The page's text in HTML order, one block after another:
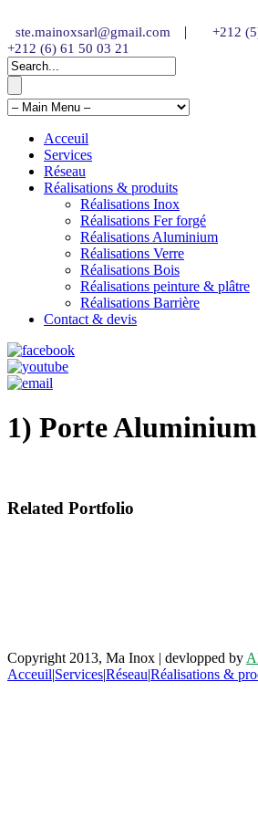
ste.mainoxsarl@gmail.com | +212
+212 (6) 61 50 03 21
Acceuil
Services
Réseau
Réalisations & produits
Réalisations Inox
Réalisations Fer forgé
Réalisations Aluminium
Réalisations Verre
Réalisations Bois
Réalisations peinture & plâtre
Réalisations Barrière
Contact & devis
1) Porte Aluminium
Related Portfolio
Copyright 2013, Ma Inox | devlopped by
Acceuil|Services|Réseau|Réalisations &